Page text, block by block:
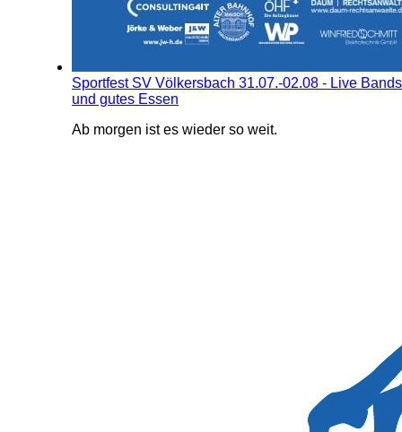
Sportfest SV Völkersbach 31.07.-02.08 - Live Bands
und gutes Essen
Ab morgen ist es wieder so weit.